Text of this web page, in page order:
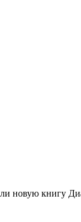
новую книгу